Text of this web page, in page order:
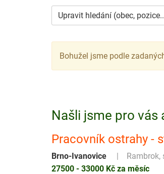
Upravit hledání (obec,
Bohužel jsme podle
Našli jsme pro vás
Pracovník ostrahy -
Brno-Ivanovice
Rambrok,
27500 - 33000 Kč za měsíc